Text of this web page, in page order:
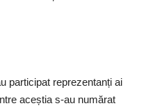
participat reprezentanți ai
aceștia s-au numărat